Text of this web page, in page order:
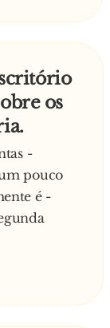
e eu já
morreu.
faz tão
os
-
pouco
é -